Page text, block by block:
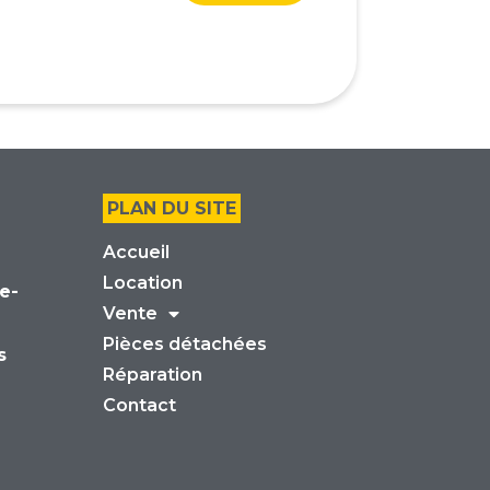
PLAN DU SITE
Accueil
Location
Vente
Pièces détachées
Réparation
Contact